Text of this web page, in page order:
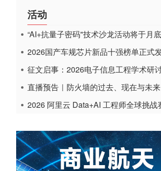
活动
“AI+抗量子密码"技术沙龙活动将于月
2026国产车规芯片新品十强榜单正式
征文启事：2026电子信息工程学术研
成电路应用杂志）
直播预告｜防火墙的过去、现在与未来
2026 阿里云 Data+AI 工程师全球挑战